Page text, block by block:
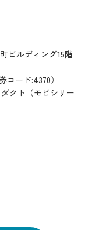
ビルディング15階
ード:4370）
クト（モビシリー